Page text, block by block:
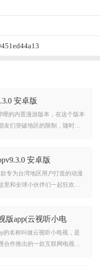
安卓版
哩的内置漫游版本，在这个版本
友们突破地区的限制，随时随
下载2023最新版本是一个
安卓版
专为台湾地区用户打造的动漫
里和全球小伙伴们一起狂欢，
哔哩台湾版app介绍：致力于a
版app(云视听小电
的名称叫做云视听小电视，是
合作推出的一款互联网电视端